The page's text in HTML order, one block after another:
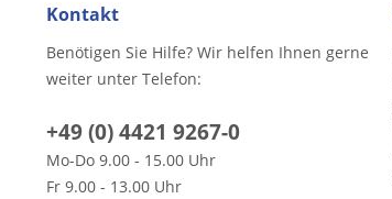
Kontakt
Benötigen Sie Hilfe? Wir helfen Ihnen gerne
weiter unter Telefon:
+49 (0) 4421 9267-0
Mo-Do 9.00 - 15.00 Uhr
Fr 9.00 - 13.00 Uhr